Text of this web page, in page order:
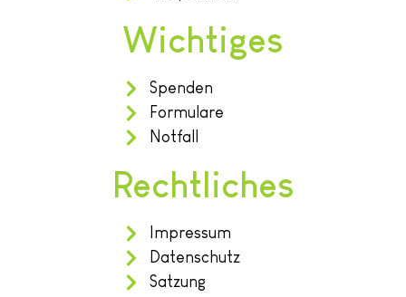
Wichtiges
Spenden
Formulare
Notfall
Rechtliches
Impressum
Datenschutz
Satzung